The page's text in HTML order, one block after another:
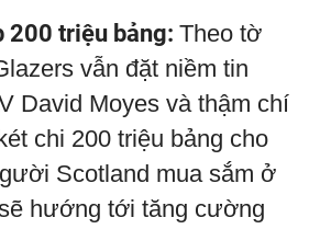
200 triệu bảng: Theo tờ
vẫn đặt niềm tin
David Moyes và thậm chí
chi 200 triệu bảng cho
Scotland mua sắm ở
hướng tới tăng cường